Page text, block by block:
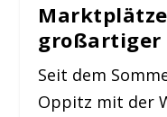
großartiger
Seit dem
Oppitz mit der